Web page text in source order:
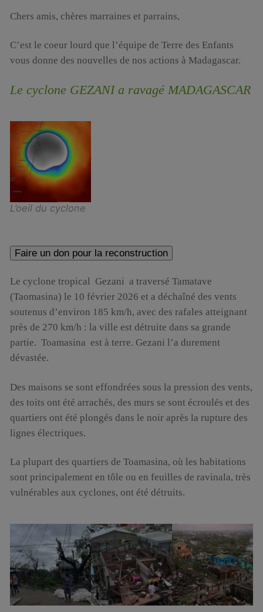
Chers amis, chères marraines et parrains,
C’est le coeur lourd que l’équipe de Terre des Enfants
vous donne des nouvelles de nos actions à Madagascar.
Le cyclone GEZANI a ravagé MADAGASCAR
L’oeil du cyclone
Faire un don pour la reconstruction
Le cyclone tropical Gezani a traversé Tamatave
(Taomasina) le 10 février 2026 et a déchaîné des vents
soutenus d’environ 185 km/h, avec des rafales atteignant
près de 270 km/h : la ville est détruite dans sa grande
partie. Toamasina est à terre. Gezani l’a durement
dévastée.
Des maisons se sont effondrées sous la pression des vents,
des toits ont été arrachés, des murs se sont écroulés et des
quartiers ont été plongés dans le noir après la rupture des
lignes électriques.
La plupart des quartiers de Toamasina, où les habitations
sont principalement en tôle ou en feuilles de ravinala, très
vulnérables aux cyclones, ont été détruits.